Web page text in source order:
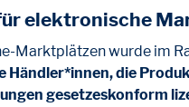
elektronische
Marktplätzen wurde im
Händler*innen, die
gesetzeskonform